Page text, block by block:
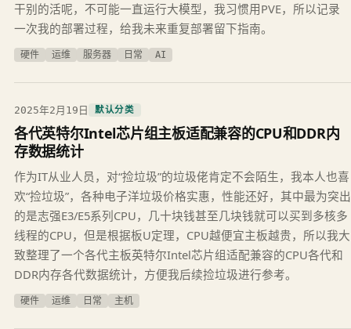
干别的活呢，不可能一直运行大模型，我习惯用PVE，所以记录
一次我的部署过程，给我未来重复部署留下指南。
硬件 运维 服务器 日常 AI
2025年2月19日 默认分类
各代英特尔Intel芯片组主板适配兼容的CPU和DDR内
存数据统计
作为IT从业人员，对“捡垃圾”的垃圾佬肯定不会陌生，我本人也喜
欢“捡垃圾”，各种电子洋垃圾价格实惠，性能还好，其中最为突出
的是志强E3/E5系列CPU，几十块钱甚至几块钱就可以买到多核多
线程的CPU，但是根据板U定理，CPU越便宜主板越贵，所以我大
致整理了一个各代主板英特尔Intel芯片组适配兼容的CPU各代和
DDR内存各代数据统计，方便我后续捡垃圾进行参考。
硬件 运维 日常 主机